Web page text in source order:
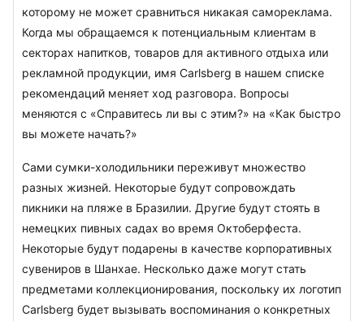
которому не может сравниться никакая самореклама.
Когда мы обращаемся к потенциальным клиентам в
секторах напитков, товаров для активного отдыха или
рекламной продукции, имя Carlsberg в нашем списке
рекомендаций меняет ход разговора. Вопросы
меняются с «Справитесь ли вы с этим?» на «Как быстро
вы можете начать?»
Сами сумки-холодильники переживут множество
разных жизней. Некоторые будут сопровождать
пикники на пляже в Бразилии. Другие будут стоять в
немецких пивных садах во время Октоберфеста.
Некоторые будут подарены в качестве корпоративных
сувениров в Шанхае. Несколько даже могут стать
предметами коллекционирования, поскольку их логотип
Carlsberg будет вызывать воспоминания о конкретных